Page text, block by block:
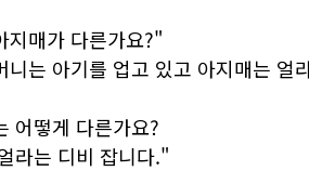
지매가 다른가요?"
니는 아기를 업고 있고 아지매는 얼
어떻게 다른가요?
라는 디비 잡니다."